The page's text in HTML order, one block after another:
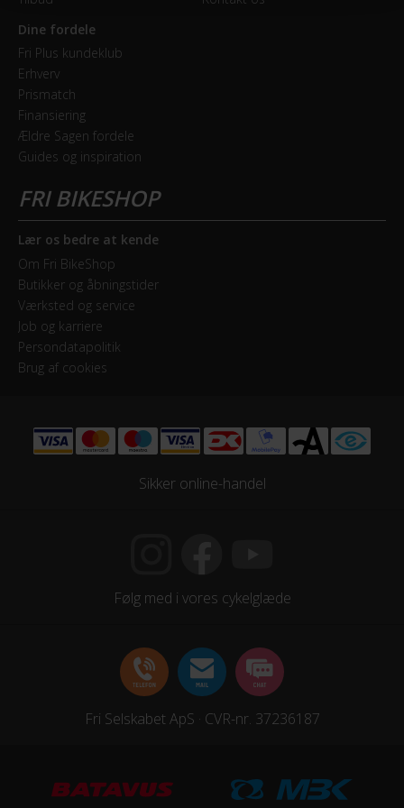
Dine fordele
Fri Plus kundeklub
Erhverv
Prismatch
Finansiering
Ældre Sagen fordele
Guides og inspiration
Lær os bedre at kende
Om Fri BikeShop
Butikker og åbningstider
Værksted og service
Job og karriere
Persondatapolitik
Brug af cookies
Sikker online-handel
Følg med i vores cykelglæde
Fri Selskabet ApS · CVR-nr. 37236187